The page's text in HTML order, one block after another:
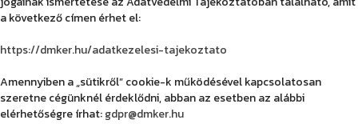
a következő címen érhet el:
https://dmker.hu/adatkezelesi-tajekoztato
Amennyiben a „sütikről” cookie-k működésével kapcsolatosan
szeretne cégünknél érdeklődni, abban az esetben az alábbi
elérhetőségre írhat:gdpr@dmker.hu